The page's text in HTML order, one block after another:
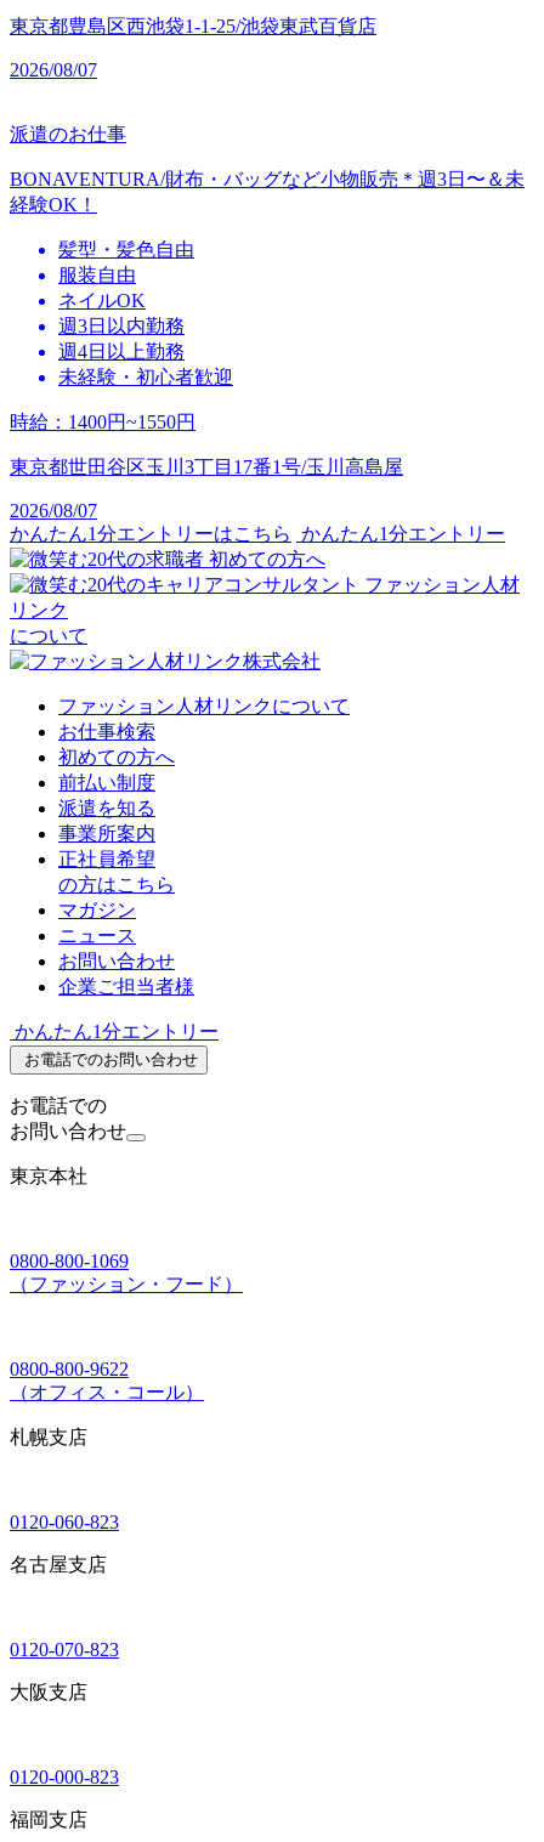
東京都豊島区西池袋1-1-25/池袋東武百貨店
2026/08/07
派遣のお仕事
BONAVENTURA/財布・バッグなど小物販売＊週3日〜＆未
経験OK！
髪型・髪色自由
服装自由
ネイルOK
週3日以内勤務
週4日以上勤務
未経験・初心者歓迎
時給 ： 1400円~1550円
東京都世田谷区玉川3丁目17番1号/玉川高島屋
2026/08/07
かんたん1分エントリーはこちら かんたん1分エントリー
初めての方へ
ファッション人材
リンク
について
ファッション人材リンクについて
お仕事検索
初めての方へ
前払い制度
派遣を知る
事業所案内
正社員希望
の方はこちら
マガジン
ニュース
お問い合わせ
企業ご担当者様
かんたん1分エントリー
お電話でのお問い合わせ
お電話での
お問い合わせ
東京本社
0800-800-1069
（ファッション・フード）
0800-800-9622
（オフィス・コール）
札幌支店
0120-060-823
名古屋支店
0120-070-823
大阪支店
0120-000-823
福岡支店